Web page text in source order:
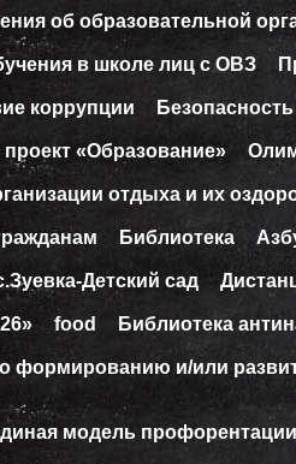
об образовательной
в школе лиц с ОВЗ
коррупции Безопасность
«Образование»
отдыха и их
Библиотека
Детский сад
food Библиотека
формированию и/или
модель